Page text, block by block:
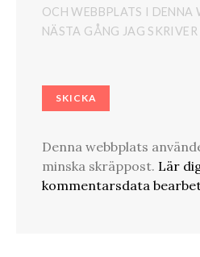
OCH WEBBPLATS I DENNA
NÄSTA GÅNG JAG
Denna webbplats
minska skräppost. Lär
kommentarsdata